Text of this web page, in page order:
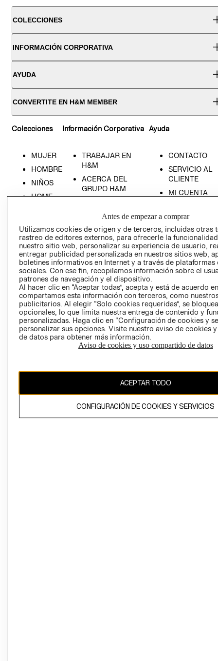
COLECCIONES
INFORMACIÓN CORPORATIVA
AYUDA
CONVERTITE EN H&M MEMBER
Colecciones
MUJER
HOMBRE
NIÑOS
HOME
Información Corporativa
TRABAJAR EN
H&M
ACERCA DEL
GRUPO H&M
SOCIAL
PRENSA
RELACIÓN CON
INVERSIONISTAS
POLÍTICA
EMPRESARIAL
Ayuda
CONTACTO
SERVICIO AL
CLIENTE
MI CUENTA
TIENDAS
- RETIRO EN
TIENDA
TÉRMINOS Y
CONDICIONES
AVISO DE
PRIVACIDAD
GIFT CARD
AVISO DE
COOKIES
CAMBIAR REGIÓN
Antes de empezar a comprar
Utilizamos cookies de origen y de terceros, incluidas otras
rastreo de editores externos, para ofrecerle la
nuestro sitio web, personalizar su experiencia de usuario,
entregar publicidad personalizada en nuestros sitios web,
boletines informativos en Internet y a través de plataformas
sociales. Con ese fin, recopilamos información sobre el
patrones de navegación y el dispositivo.
Al hacer clic en “Aceptar todas”, acepta y está de acuerdo
compartamos esta información con terceros, como
publicitarios. Al elegir “Solo cookies requeridas”, se
opcionales, lo que limita nuestra entrega de contenido y
personalizadas. Haga clic en “Configuración de cookies y
personalizar sus opciones. Visite nuestro aviso de cookies
de datos para obtener más información.
Aviso de cookies y uso compartido de datos
ACEPTAR TODO
CONFIGURACIÓN DE COOKIES Y SERVICIOS